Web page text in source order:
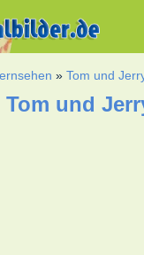
»Tom und
und